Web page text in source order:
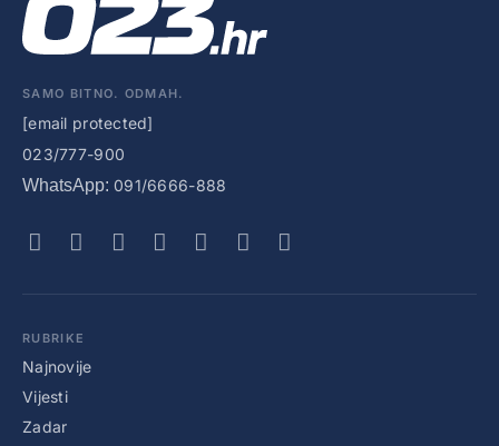
SAMO BITNO. ODMAH.
[email protected]
023/777-900
WhatsApp: 091/6666-888
RUBRIKE
Najnovije
Vijesti
Zadar